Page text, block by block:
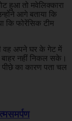
हुआ तो मवेलिक्कारा
आगे बताया कि
कि फोरेंसिक टीम
वह अपने घर के गेट में
नहीं निकल सके।
पीछे का कारण पता चल